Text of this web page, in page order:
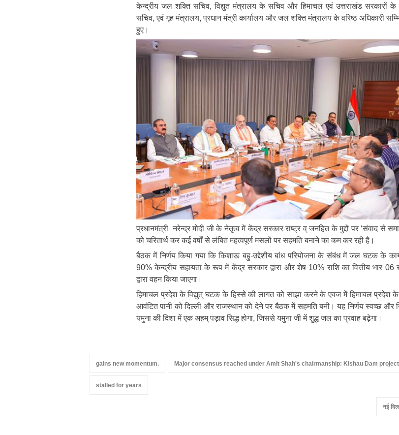
केन्द्रीय जल शक्ति सचिव, विद्युत मंत्रालय के सचिव और हिमाचल एवं उत्तराखंड सरकारों के
सचिव, एवं गृह मंत्रालय, प्रधान मंत्री कार्यालय और जल शक्ति मंत्रालय के वरिष्ठ अधिकारी
हुए।
प्रधानमंत्री नरेन्द्र मोदी जी के नेतृत्व में केंद्र सरकार राष्ट्र व् जनहित के मुद्दों पर ‘संवाद से
को चरितार्थ कर कई वर्षों से लंबित महत्वपूर्ण मसलों पर सहमति बनाने का कम कर रही है।
बैठक में निर्णय किया गया कि किशाऊ बहु-उद्देशीय बांध परियोजना के संबंध में जल घटक के
90% केन्द्रीय सहायता के रूप में केंद्र सरकार द्वारा और शेष 10% राशि का वित्तीय भार 06
द्वारा वहन किया जाएगा।
हिमाचल प्रदेश के विद्युत् घटक के हिस्से की लागत को साझा करने के एवज में हिमाचल प्रदेश के
आवंटित पानी को दिल्ली और राजस्थान को देने पर बैठक में सहमति बनी। यह निर्णय स्वच्छ और
यमुना की दिशा में एक अहम् पड़ाव सिद्ध होगा, जिससे यमुना जी में शुद्ध जल का प्रवाह बढ़ेगा।
gains new momentum. Major consensus reached under Amit Shah's chairmanship: Kishau Dam project
stalled for years
नई